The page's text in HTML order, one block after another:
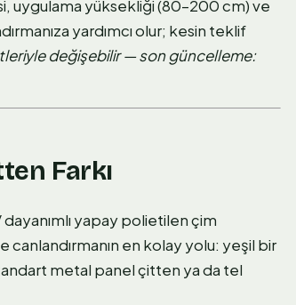
uygulama yüksekliği (80–200 cm) ve
yardımcı olur; kesin teklif
değişebilir — son güncelleme:
Farkı
yapay polietilen çim
en kolay yolu: yeşil bir
metal panel çitten ya da tel